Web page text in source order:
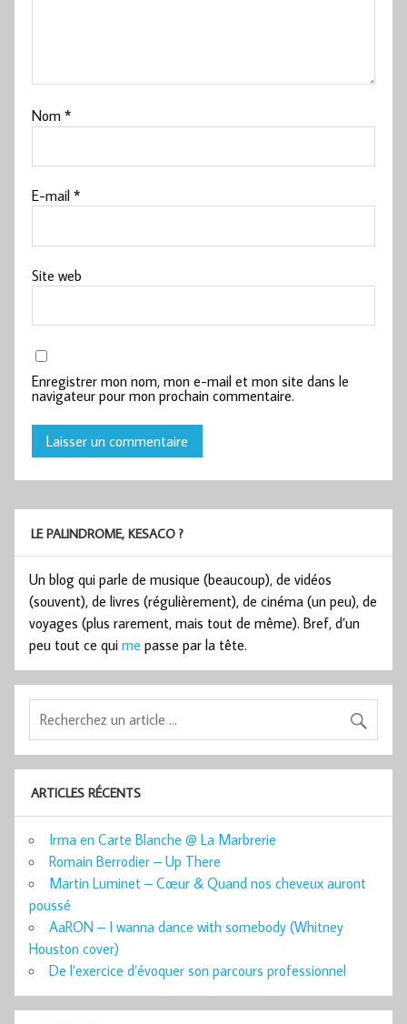
Nom*
E-mail*
Site web
Enregistrer mon nom, mon e-mail et mon site dans le
navigateur pour mon prochain commentaire.
LE PALINDROME, KESACO ?
Un blog qui parle de musique (beaucoup), de vidéos
(souvent), de livres (régulièrement), de cinéma (un peu), de
voyages (plus rarement, mais tout de même). Bref, d’un
peu tout ce qui me passe par la tête.
ARTICLES RÉCENTS
Irma en Carte Blanche @ La Marbrerie
Romain Berrodier – Up There
Martin Luminet – Cœur & Quand nos cheveux auront
poussé
AaRON – I wanna dance with somebody (Whitney
Houston cover)
De l’exercice d’évoquer son parcours professionnel